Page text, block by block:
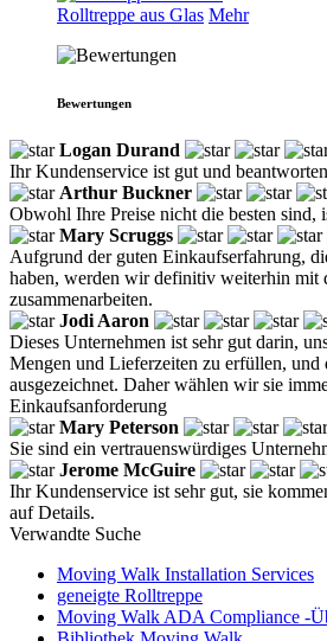
Rolltreppe aus Glas Mehr
Bewertungen
Logan Durand
Ihr Kundenservice ist gut und
Arthur Buckner
Obwohl Ihre Preise nicht die besten sind,
Mary Scruggs
Aufgrund der guten Einkaufserfahrung,
haben, werden wir definitiv weiterhin mit
zusammenarbeiten.
Jodi Aaron
Dieses Unternehmen ist sehr gut darin,
Mengen und Lieferzeiten zu erfüllen, und
ausgezeichnet. Daher wählen wir sie
Einkaufsanforderung
Mary Peterson
Sie sind ein vertrauenswürdiges
Jerome McGuire
Ihr Kundenservice ist sehr gut, sie
auf Details.
Verwandte Suche
Moving Walk Installation Services
geneigte Rolltreppe
Moving Walk ADA Compliance -